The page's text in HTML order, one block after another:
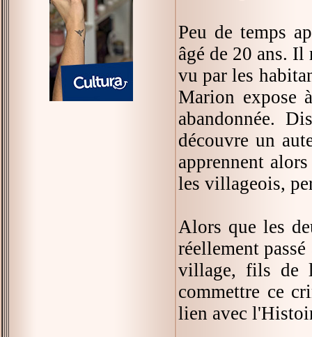
Peu de temps
âgé de 20 ans. Il
vu par les
Marion expose
abandonnée.
découvre un
apprennent
les villageois,
Alors que les
réellement
village, fils de
commettre ce
lien avec